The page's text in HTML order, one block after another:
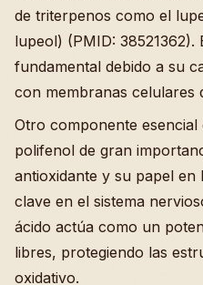
de triterpenos como el
lupeol) (PMID: 38521362).
fundamental debido a su
con membranas celulares
Otro componente esencial
polifenol de gran
antioxidante y su papel en
clave en el sistema
ácido actúa como un
libres, protegiendo las
oxidativo.